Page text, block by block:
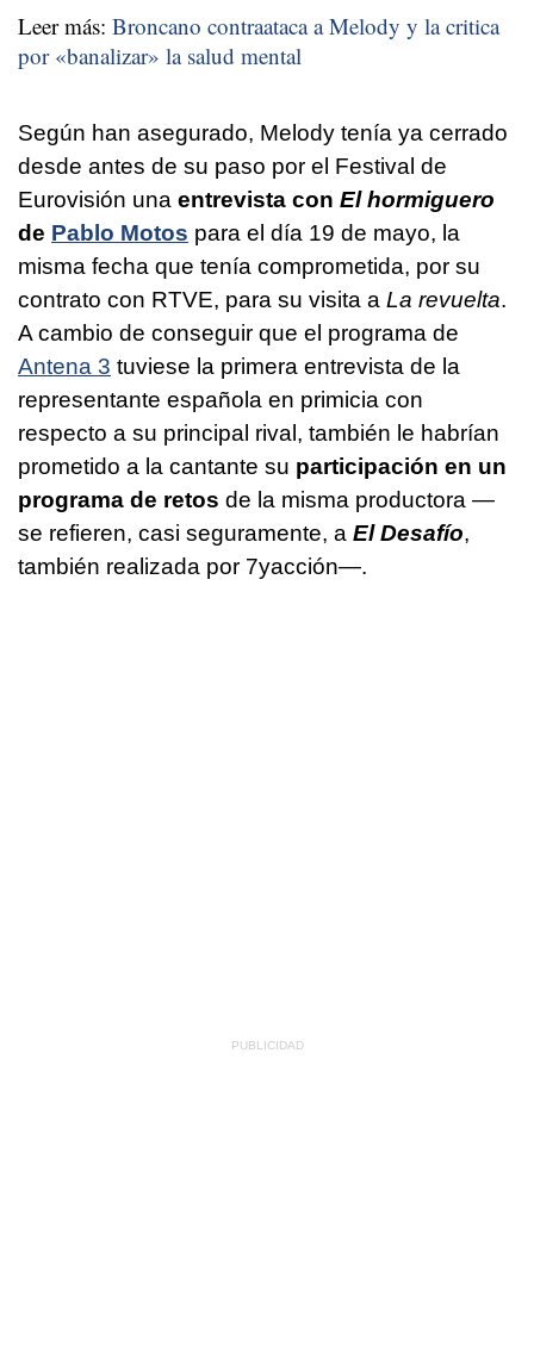
Leer más: Broncano contraataca a Melody y la critica
por «banalizar» la salud mental
Según han asegurado, Melody tenía ya cerrado
desde antes de su paso por el Festival de
Eurovisión una entrevista con El hormiguero
de Pablo Motos para el día 19 de mayo, la
misma fecha que tenía comprometida, por su
contrato con RTVE, para su visita a La revuelta.
A cambio de conseguir que el programa de
Antena 3 tuviese la primera entrevista de la
representante española en primicia con
respecto a su principal rival, también le habrían
prometido a la cantante su participación en un
programa de retos de la misma productora —
se refieren, casi seguramente, a El Desafío,
también realizada por 7yacción—.